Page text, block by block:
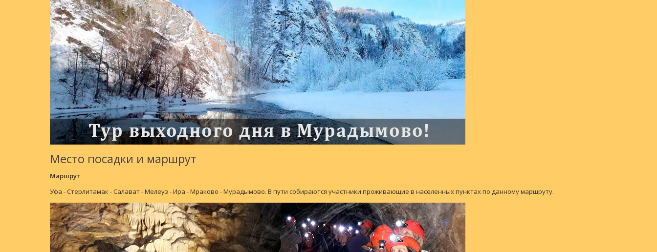
Место посадки и маршрут
Маршрут
Уфа - Стерлитамак - Салават - Мелеуз - Ира - Мраково - Мурадымово. В пути собираются участники проживающие в населенных пунктах по данному маршруту.